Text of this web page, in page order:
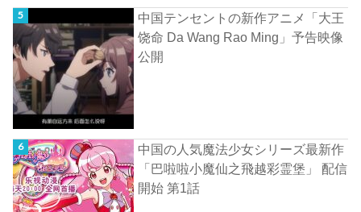
中国テンセントの新作アニメ「大王
饶命 Da Wang Rao Ming」予告映像
公開
中国の人気魔法少女シリーズ最新作
「巴啦啦小魔仙之飛越彩霊堡」 配信
開始 第1話